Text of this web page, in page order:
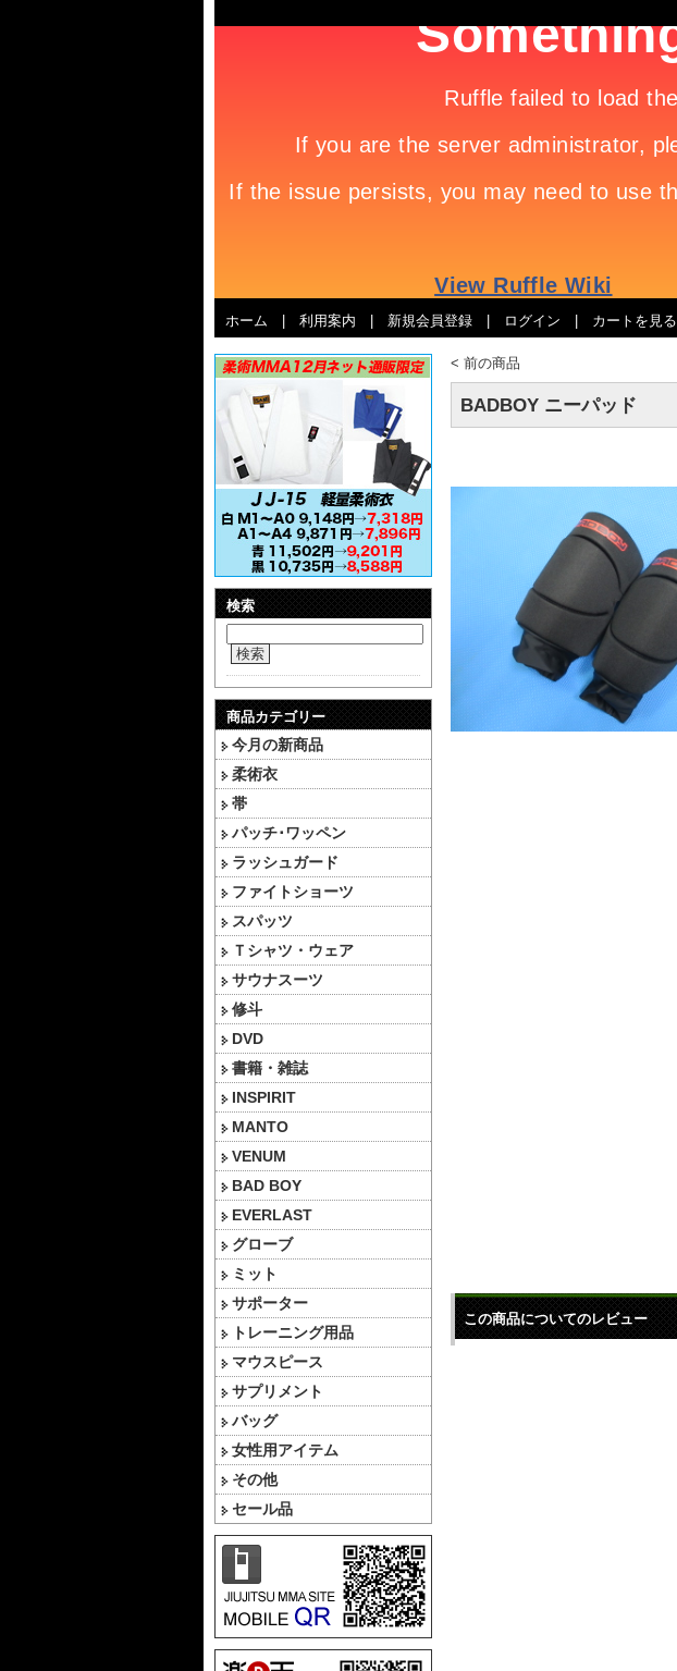
ホーム 利用案内 新規会員登録 ログイン カートを見る
検索
検索
商品カテゴリー
今月の新商品
柔術衣
帯
パッチ･ワッペン
ラッシュガード
ファイトショーツ
スパッツ
Ｔシャツ・ウェア
サウナスーツ
修斗
DVD
書籍・雑誌
INSPIRIT
MANTO
VENUM
BAD BOY
EVERLAST
グローブ
ミット
サポーター
トレーニング用品
マウスピース
サプリメント
バッグ
女性用アイテム
その他
セール品
< 前の商品
BADBOY ニーパッド
この商品についてのレビュー